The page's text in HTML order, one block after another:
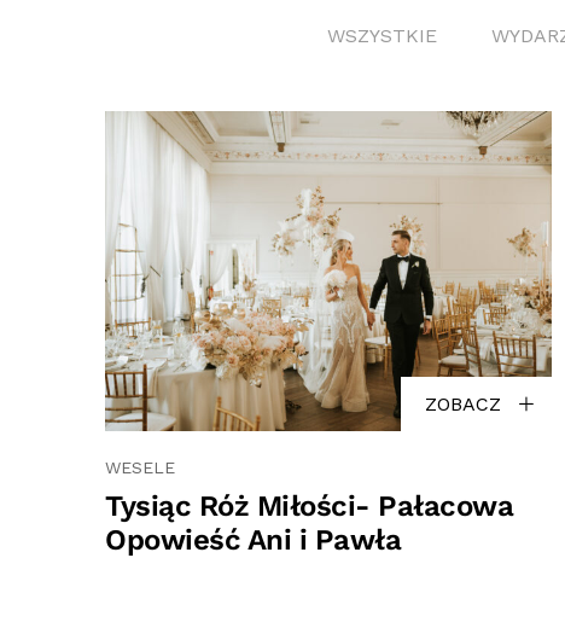
WSZYSTKIE
ZOBACZ
WESELE
Tysiąc Róż Miłości- Pałacowa
Opowieść Ani i Pawła